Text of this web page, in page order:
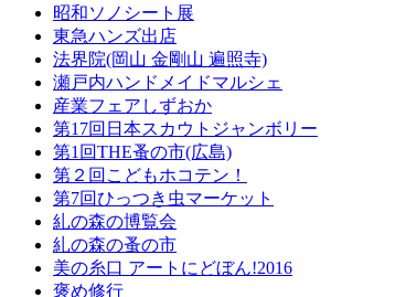
昭和ソノシート展
東急ハンズ出店
法界院(岡山 金剛山 遍照寺)
瀬戸内ハンドメイドマルシェ
産業フェアしずおか
第17回日本スカウトジャンボリー
第1回THE蚤の市(広島)
第２回こどもホコテン！
第7回ひっつき虫マーケット
糺の森の博覧会
糺の森の蚤の市
美の糸口 アートにどぼん!2016
褒め修行